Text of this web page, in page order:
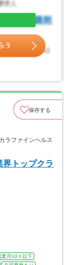
保存する
ラファインヘルス
界トップクラ
業月10ｈ以下